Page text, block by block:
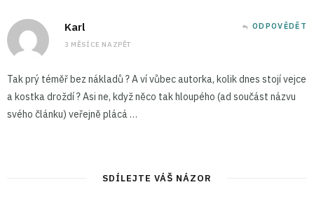
Karl
3 MĚSÍCE NAZPĚT
ODPOVĚDĚT
Tak prý téměř bez nákladů ? A ví vůbec autorka, kolik dnes stojí vejce
a kostka droždí ? Asi ne, když něco tak hloupého (ad součást názvu
svého článku) veřejně plácá …
SDÍLEJTE VÁŠ NÁZOR